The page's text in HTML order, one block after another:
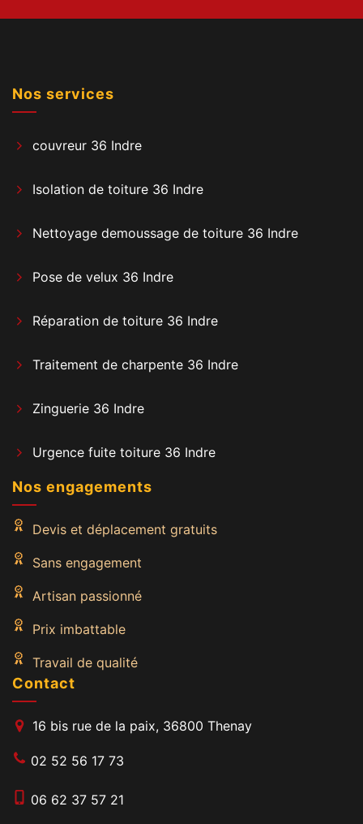
Nos services
couvreur 36 Indre
Isolation de toiture 36 Indre
Nettoyage demoussage de toiture 36 Indre
Pose de velux 36 Indre
Réparation de toiture 36 Indre
Traitement de charpente 36 Indre
Zinguerie 36 Indre
Urgence fuite toiture 36 Indre
Nos engagements
Devis et déplacement gratuits
Sans engagement
Artisan passionné
Prix imbattable
Travail de qualité
Contact
16 bis rue de la paix, 36800 Thenay
02 52 56 17 73
06 62 37 57 21